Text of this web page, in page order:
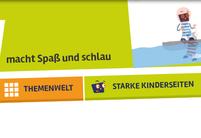
macht Spaß und schlau
THEMENWELT STARKE KINDERSEITEN